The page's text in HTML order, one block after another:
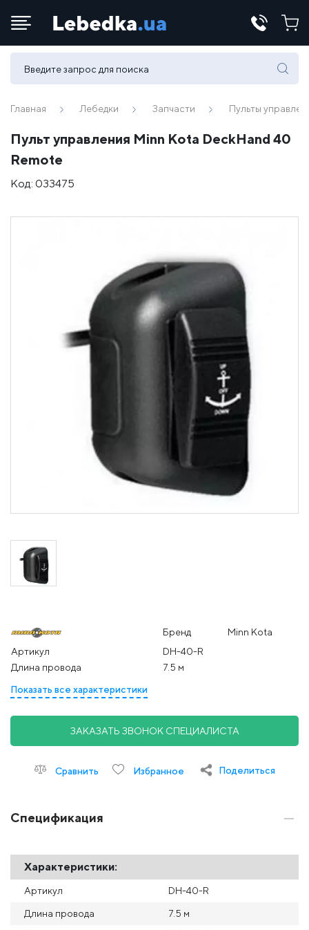
Телефоны:
(067) 430 82-15
Главная Лебедки Запчасти Пульты
Пульт управления Minn Kota DeckHand 40
Remote
Код: 033475
Бренд
Minn Kota
Артикул
DH-40-R
Длина провода
7.5 м
Показать все характеристики
ЗАКАЗАТЬ ЗВОНОК СПЕЦИАЛИСТА
Сравнить Избранное Поделиться
Спецификация
Характеристики:
Артикул DH-40-R
Длина провода 7.5 м